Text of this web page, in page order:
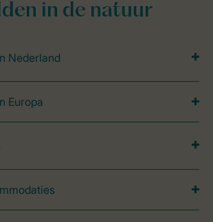
in de natuur
Nederland
Europa